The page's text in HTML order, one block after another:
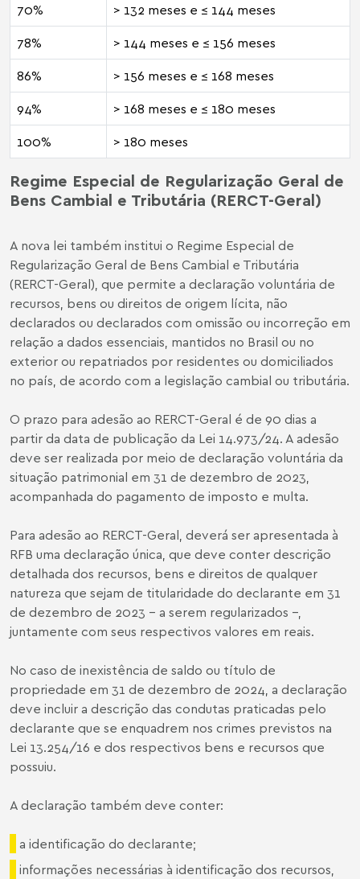
70% > 132 meses e ≤ 144 meses
78% > 144 meses e ≤ 156 meses
86% > 156 meses e ≤ 168 meses
94% > 168 meses e ≤ 180 meses
100% > 180 meses
Regime Especial de Regularização Geral de
Bens Cambial e Tributária (RERCT-Geral)
A nova lei também institui o Regime Especial de
Regularização Geral de Bens Cambial e Tributária
(RERCT-Geral), que permite a declaração voluntária de
recursos, bens ou direitos de origem lícita, não
declarados ou declarados com omissão ou incorreção em
relação a dados essenciais, mantidos no Brasil ou no
exterior ou repatriados por residentes ou domiciliados
no país, de acordo com a legislação cambial ou tributária.
O prazo para adesão ao RERCT-Geral é de 90 dias a
partir da data de publicação da Lei 14.973/24. A adesão
deve ser realizada por meio de declaração voluntária da
situação patrimonial em 31 de dezembro de 2023,
acompanhada do pagamento de imposto e multa.
Para adesão ao RERCT-Geral, deverá ser apresentada à
RFB uma declaração única, que deve conter descrição
detalhada dos recursos, bens e direitos de qualquer
natureza que sejam de titularidade do declarante em 31
de dezembro de 2023 – a serem regularizados –,
juntamente com seus respectivos valores em reais.
No caso de inexistência de saldo ou título de
propriedade em 31 de dezembro de 2024, a declaração
deve incluir a descrição das condutas praticadas pelo
declarante que se enquadrem nos crimes previstos na
Lei 13.254/16 e dos respectivos bens e recursos que
possuiu.
A declaração também deve conter:
a identificação do declarante;
informações necessárias à identificação dos recursos,